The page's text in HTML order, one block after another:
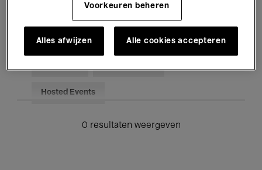
Voor iedereen Kids’ Palace
Hosted Events
0 resultaten weergeven
Voorkeuren beheren
Alles afwijzen Alle cookies accepteren